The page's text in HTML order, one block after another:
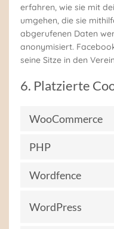
erfahren, wie sie mit
umgehen, die sie
abgerufenen Daten
anonymisiert.
seine Sitze in den
6. Platzierte
WooCommerce
PHP
Wordfence
WordPress